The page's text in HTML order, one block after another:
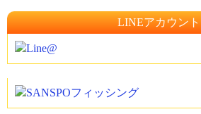
LINEアカウント